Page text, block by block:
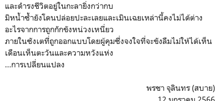
และดำรงชีวิตอยู่ในกะลายิ่งกว่ากบ
มิหน้ำซ้ำยังโดนปล่อยปะละเลยและเมินเฉยเหล่านี้คงไม่ได้ต่าง
อะไรจากการถูกกักขังหน่วงเหนี่ยว
ภายในซังเตที่ถูกออกแบบโดยผู้คุมซึ่งจงใจที่จะขังลืมไม่ให้ได้เห็น
เดือนเห็นตะวันและความหวังแห่ง
…การเปลี่ยนแปลง
พรชา จุลินทร (สบาย)